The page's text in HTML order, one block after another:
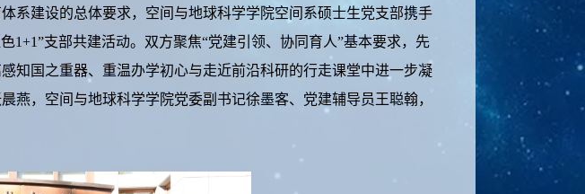
建设的总体要求，空间与地球科学学院空间系硕士生党支部携手
1+1”支部共建活动。双方聚焦“党建引领、协同育人”基本要求，先
知国之重器、重温办学初心与走近前沿科研的行走课堂中进一步凝
，空间与地球科学学院党委副书记徐墨客、党建辅导员王聪翰，